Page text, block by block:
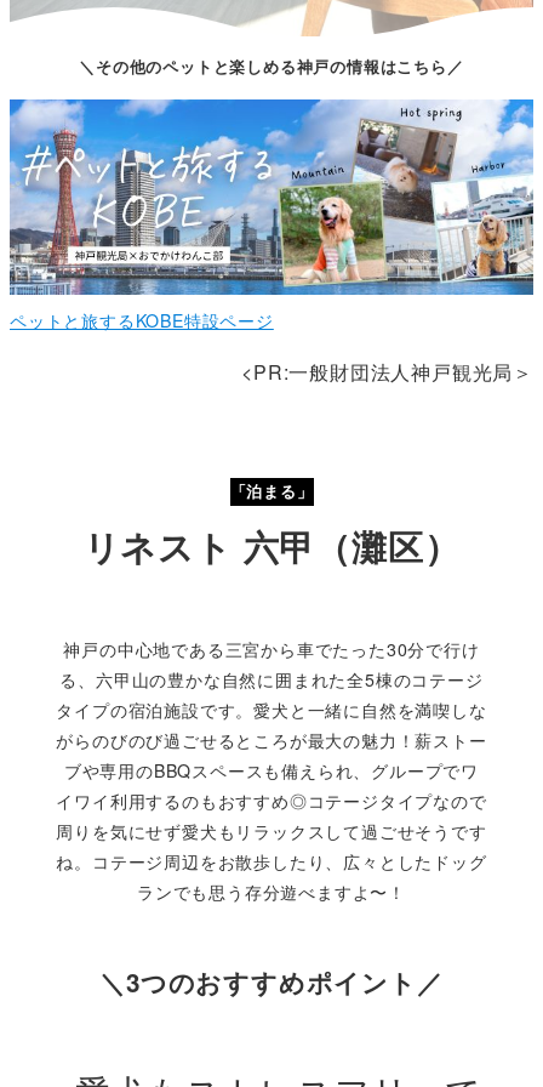
＼その他のペットと楽しめる神戸の情報はこちら／
ペットと旅するKOBE特設ページ
<PR:一般財団法人神戸観光局＞
「泊まる」
リネスト 六甲（灘区）
神戸の中心地である三宮から車でたった30分で行け
る、六甲山の豊かな自然に囲まれた全5棟のコテージ
タイプの宿泊施設です。愛犬と一緒に自然を満喫しな
がらのびのび過ごせるところが最大の魅力！薪ストー
ブや専用のBBQスペースも備えられ、グループでワ
イワイ利用するのもおすすめ◎コテージタイプなので
周りを気にせず愛犬もリラックスして過ごせそうです
ね。コテージ周辺をお散歩したり、広々としたドッグ
ランでも思う存分遊べますよ〜！
＼3つのおすすめポイント／